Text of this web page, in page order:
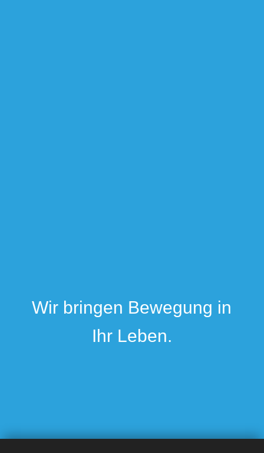
Wir bringen Bewegung in
Ihr Leben.